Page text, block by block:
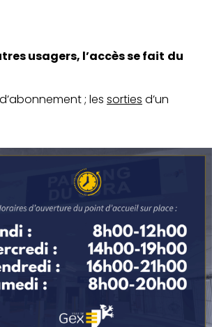
usagers, l’accès se fait du
; les sorties d’un